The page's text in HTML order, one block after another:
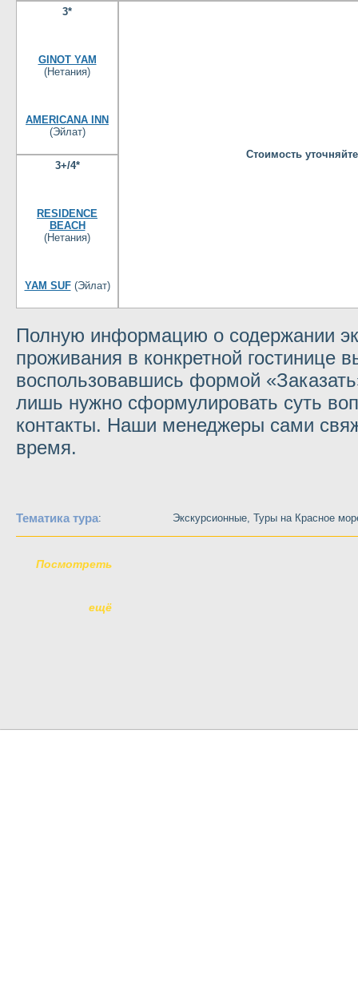
3*
GINOT YAM
(Нетания)
AMERICANA INN
(Эйлат)
Стоимость
3+/4*
RESIDENCE
BEACH
(Нетания)
YAM SUF (Эйлат)
Полную информацию о содержании
проживания в конкретной гостинице
воспользовавшись формой
лишь нужно сформулировать суть
контакты. Наши менеджеры сами
время.
Тематика тура: Экскурсионные, Туры на Красное
Посмотреть
ещё